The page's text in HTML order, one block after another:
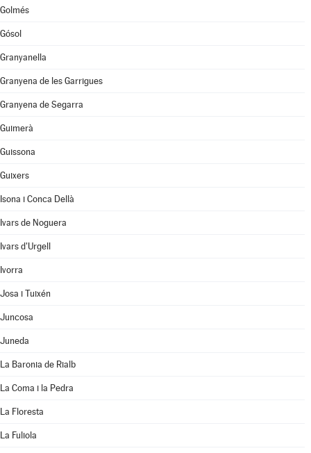
Golmés
Gósol
Granyanella
Granyena de les Garrigues
Granyena de Segarra
Guimerà
Guissona
Guixers
Isona i Conca Dellà
Ivars de Noguera
Ivars d'Urgell
Ivorra
Josa i Tuixén
Juncosa
Juneda
La Baronia de Rialb
La Coma i la Pedra
La Floresta
La Fuliola